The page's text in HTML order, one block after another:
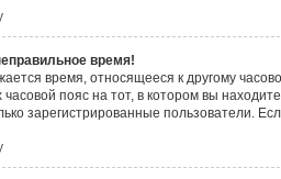
время!
время, относящееся к другому
пояс на тот, в котором вы
зарегистрированные пользователи.